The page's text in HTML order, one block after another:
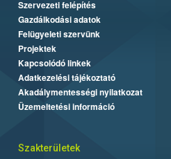
Szervezeti felépítés
Gazdálkodási adatok
Felügyeleti szervünk
Projektek
Kapcsolódó linkek
Adatkezelési tájékoztató
Akadálymentességi nyilatkozat
Üzemeltetési információ
Szakterületek